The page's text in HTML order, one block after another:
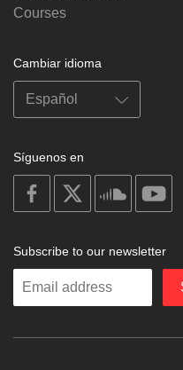
Courses
Cambiar idioma
Síguenos en
on
facebook
Subscribe to our newsletter
Enter